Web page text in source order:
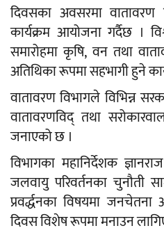
दिवसका अवसरमा
कार्यक्रम आयोजना गर्दैछ ।
समारोहमा कृषि, वन तथा
अतिथिका रूपमा सहभागी हुने
वातावरण विभागले विभिन्न
वातावरणविद् तथा
जनाएको छ ।
विभागका महानिर्देशक
जलवायु परिवर्तनका चुनौती
प्रवर्द्धनका विषयमा जनचेतना
दिवस विशेष रूपमा मनाउन